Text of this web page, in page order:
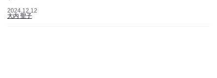
2024.12.12
大内 聖子